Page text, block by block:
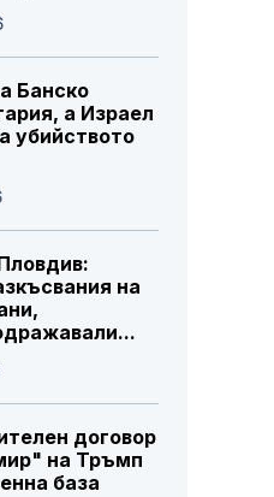
Банско
а Израел
убийството
на
договор
на Тръмп
база